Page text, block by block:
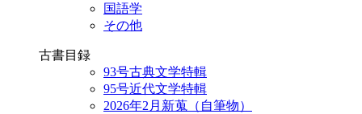
国語学
その他
古書目録
93号古典文学特輯
95号近代文学特輯
2026年2月新蒐（自筆物）